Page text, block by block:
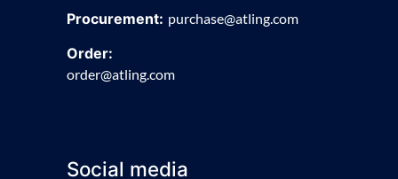
Procurement: purchase@atling.com
Order:
order@atling.com
Social media